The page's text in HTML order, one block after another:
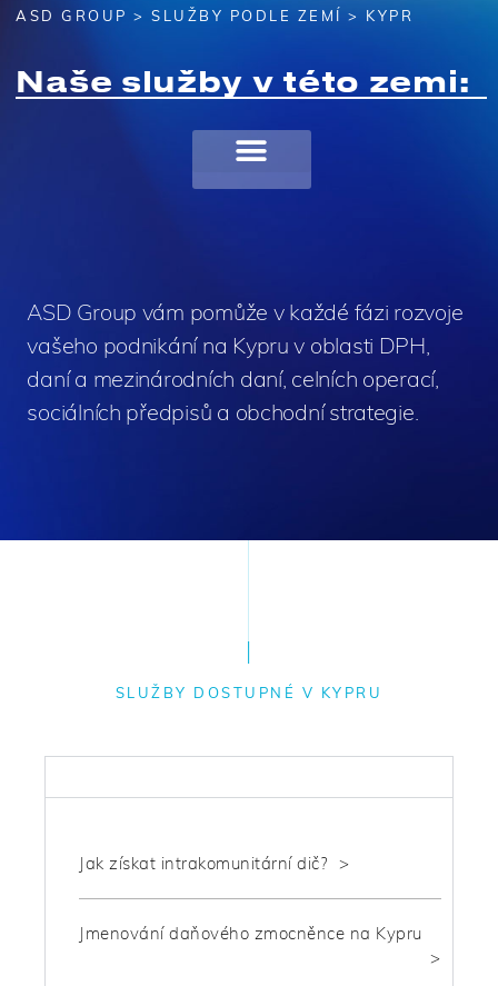
ASD GROUP >SLUŽBY PODLE ZEMÍ > KYPR
Naše služby v této zemi:
ASD Group vám pomůže v každé fázi rozvoje
vašeho podnikání na Kypru v oblasti DPH,
daní a mezinárodních daní, celních operací,
sociálních předpisů a obchodní strategie.
SLUŽBY DOSTUPNÉ V KYPRU
Jak získat intrakomunitární dič?
Jmenování daňového zmocněnce na Kypru